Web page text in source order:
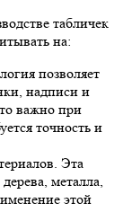
табличек
на:
позволяет
надписи и
важно при
точность и
Эта
металла,
этой